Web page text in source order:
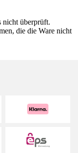
nicht überprüft.
die die Ware nicht